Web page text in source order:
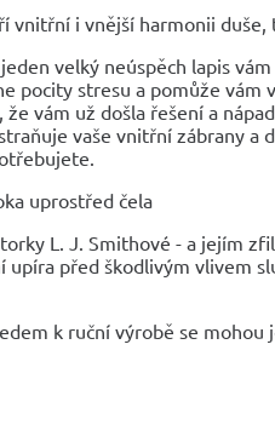
vnitřní i vnější harmonii duše,
velký neúspěch lapis
pocity stresu a pomůže vám
vám už došla řešení a
vaše vnitřní zábrany a
uprostřed čela
L. J. Smithové - a jejím
upíra před škodlivým vlivem
k ruční výrobě se